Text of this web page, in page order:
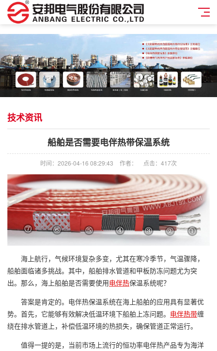
技术资讯
船舶是否需要电伴热带保温系统
时间：2026-04-16 08:29:43 作者： 点击： 417次
海上航行，气候环境复杂多变，尤其在寒冷季节，气温骤降，
船舶面临诸多挑战。其中，船舶排水管道和甲板防冻问题尤为突
出。那么，海上船舶是否需要使用电伴热保温系统呢？
答案是肯定的。电伴热保温系统在海上船舶的应用具有显著优
势。首先，它能够有效解决低温环境下船舶上冻问题。 电伴热带缠
绕在排水管道上，补偿低温环境的热损失，确保管道正常运行。
值得一提的是，当前市场上流行的恒功率电伴热产品专为海洋